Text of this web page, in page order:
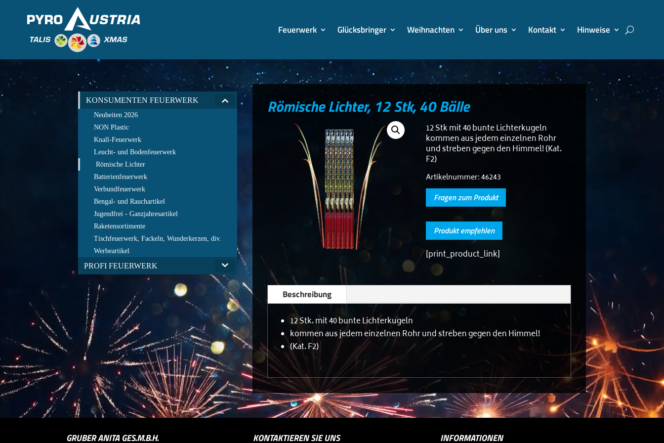
Feuerwerk Glücksbringer Weihnachten Über uns Kontakt Hinweise
KONSUMENTEN FEUERWERK
Neuheiten 2026
NON Plastic
Knall-Feuerwerk
Leucht- und Bodenfeuerwerk
Römische Lichter
Batterienfeuerwerk
Verbundfeuerwerk
Bengal- und Rauchartikel
Jugendfrei - Ganzjahresartikel
Raketensortimente
Tischfeuerwerk, Fackeln, Wunderkerzen, div.
Werbeartikel
PROFI FEUERWERK
Römische Lichter, 12 Stk, 40 Bälle
12 Stk mit 40 bunte Lichterkugeln
kommen aus jedem einzelnen Rohr
und streben gegen den Himmel! (Kat.
F2)
Artikelnummer:46243
Fragen zum Produkt
Produkt empfehlen
[print_product_link]
Beschreibung
12 Stk. mit 40 bunte Lichterkugeln
kommen aus jedem einzelnen Rohr und streben gegen den Himmel!
(Kat. F2)
GRUBER ANITA GES.M.B.H. KONTAKTIEREN SIE UNS INFORMATIONEN